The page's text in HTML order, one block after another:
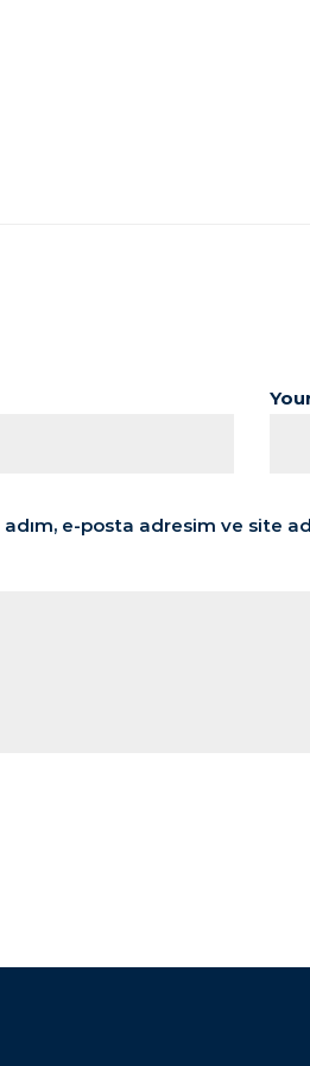
e-posta adresim ve site